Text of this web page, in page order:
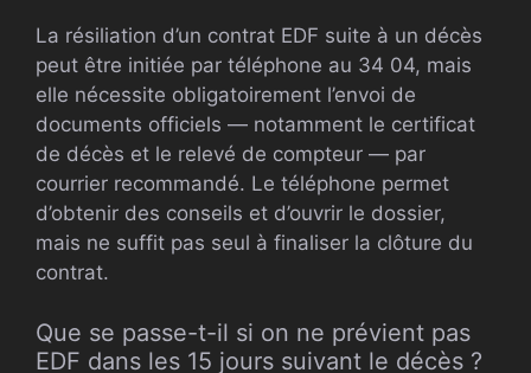
La résiliation d’un contrat EDF suite à un décès
peut être initiée par téléphone au 34 04, mais
elle nécessite obligatoirement l’envoi de
documents officiels — notamment le certificat
de décès et le relevé de compteur — par
courrier recommandé. Le téléphone permet
d’obtenir des conseils et d’ouvrir le dossier,
mais ne suffit pas seul à finaliser la clôture du
contrat.
Que se passe-t-il si on ne prévient pas
EDF dans les 15 jours suivant le décès ?